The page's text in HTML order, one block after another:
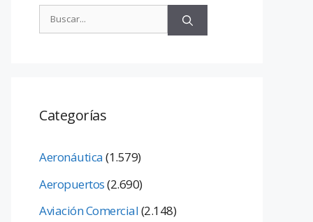
Categorías
Aeronáutica(1.579)
Aeropuertos(2.690)
Aviación Comercial(2.148)